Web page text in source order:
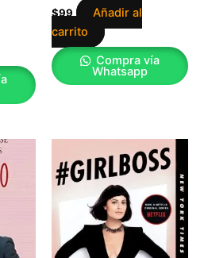
$99
Añadir al
carrito
Compra vía
Whatsapp